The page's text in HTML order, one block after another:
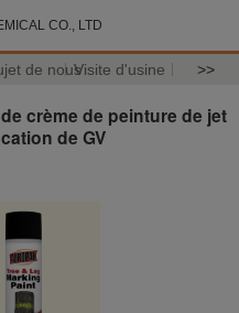
CO., LTD
de nousVisite d'usine >>
crème de peinture de jet
de GV